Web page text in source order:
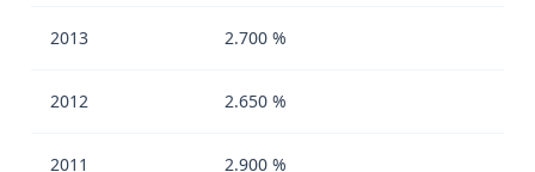
2013 2.700 %
2012 2.650 %
2011 2.900 %